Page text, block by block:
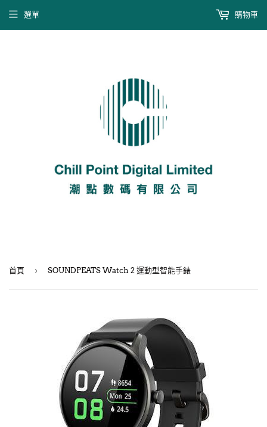
選單 購物車
首頁 › SOUNDPEATS Watch 2 運動型智能手錶